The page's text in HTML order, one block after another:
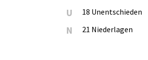
U 18 Unentschieden
N 21 Niederlagen